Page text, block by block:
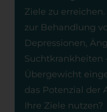
Ziele zu
zur Behandlung
Depressionen,
Suchtkrankheiten
Übergewicht
das Potenzial der
Ihre Ziele nutzen?